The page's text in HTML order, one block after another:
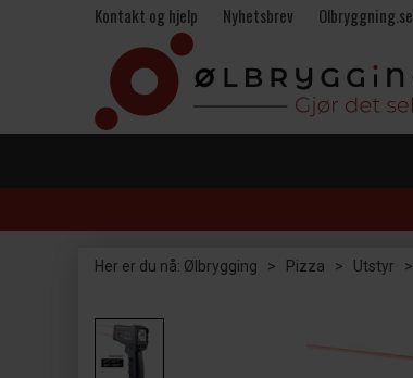
Kontakt og hjelp Nyhetsbrev Olbryggning.se
Her er du nå: Ølbrygging > Pizza > Utstyr >